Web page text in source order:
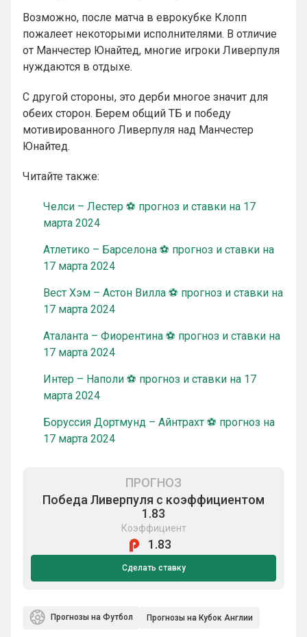
Возможно, после матча в еврокубке Клопп
пожалеет некоторыми исполнителями. В отличие
от Манчестер Юнайтед, многие игроки Ливерпуля
нуждаются в отдыхе.
С другой стороны, это дерби многое значит для
обеих сторон. Берем общий ТБ и победу
мотивированного Ливерпуля над Манчестер
Юнайтед.
Читайте также:
Челси – Лестер ⚽ прогноз и ставки на 17
марта 2024
Атлетико – Барселона ⚽ прогноз и ставки на
17 марта 2024
Вест Хэм – Астон Вилла ⚽ прогноз и ставки на
17 марта 2024
Аталанта – Фиорентина ⚽ прогноз и ставки на
17 марта 2024
Интер – Наполи ⚽ прогноз и ставки на 17
марта 2024
Боруссия Дортмунд – Айнтрахт ⚽ прогноз на
17 марта 2024
ПРОГНОЗ
Победа Ливерпуля с коэффициентом
1.83
Коэффициент
1.83
Сделать ставку
Прогнозы на Футбол Прогнозы на Кубок Англии